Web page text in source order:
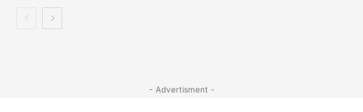
- Advertisment -